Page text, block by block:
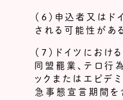
（６）申込者又は
される可能性がある
（７）ドイツにおけ
同盟罷業、テロ行
ックまたはエピデ
急事態宣言期間を